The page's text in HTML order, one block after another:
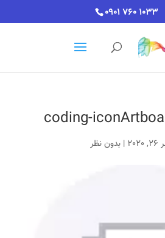
0901 760 1033
coding-
| بدون نظر